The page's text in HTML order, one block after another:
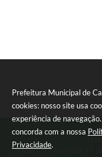
Prefeitura Municipal de
cookies: nosso site usa
experiência de
concorda com a nossa
Privacidade.
Endereço: Avenida 17